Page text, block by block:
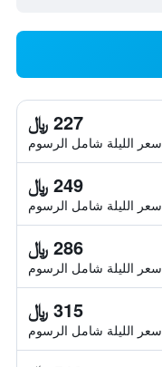
227 ﷼
سعر الليلة شامل الرسوم
249 ﷼
سعر الليلة شامل الرسوم
286 ﷼
سعر الليلة شامل الرسوم
315 ﷼
سعر الليلة شامل الرسوم